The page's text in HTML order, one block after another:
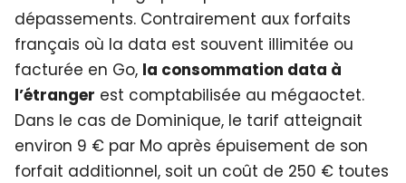
dépassements. Contrairement aux forfaits
français où la data est souvent illimitée ou
facturée en Go, la consommation data à
l’étranger est comptabilisée au mégaoctet.
Dans le cas de Dominique, le tarif atteignait
environ 9 € par Mo après épuisement de son
forfait additionnel, soit un coût de 250 € toutes